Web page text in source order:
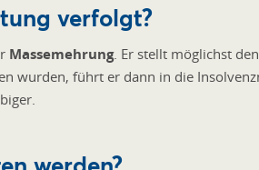
verfolgt?
Massemehrung. Er stellt möglichst
wurden, führt er dann in die